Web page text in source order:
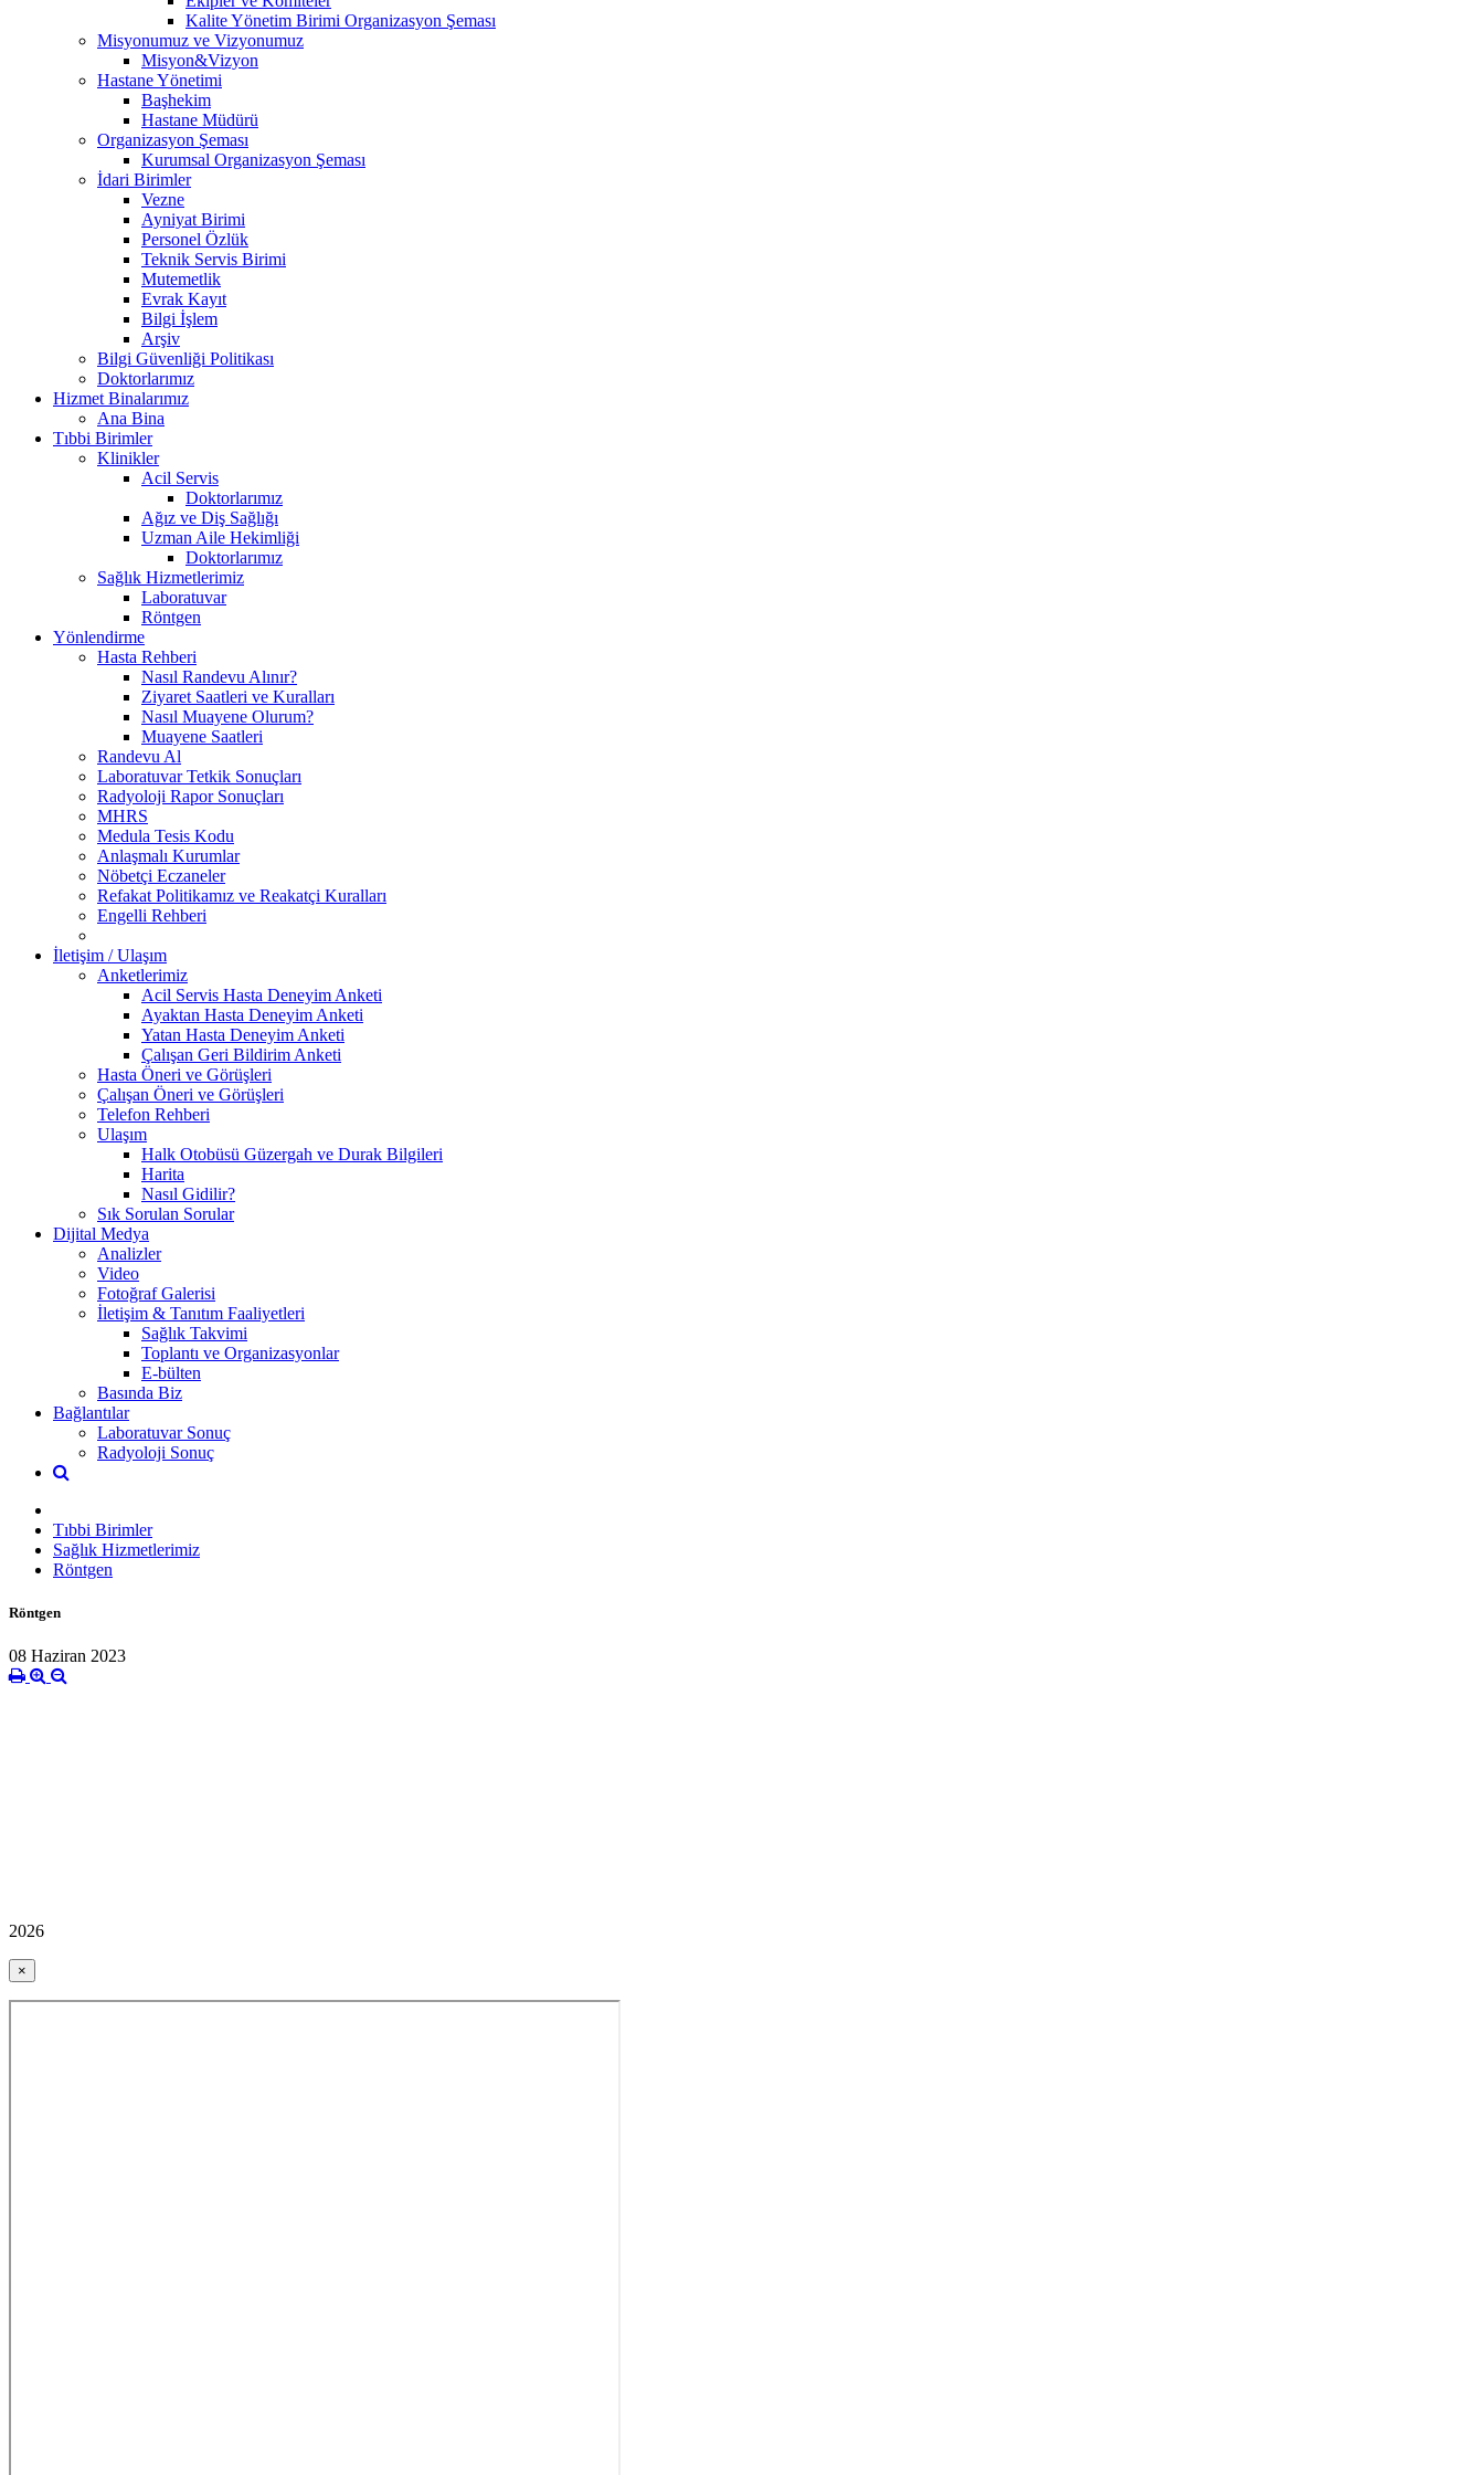
Kalite Yönetim Birimi Organizasyon Şeması
Misyonumuz ve Vizyonumuz
Misyon&Vizyon
Hastane Yönetimi
Başhekim
Hastane Müdürü
Organizasyon Şeması
Kurumsal Organizasyon Şeması
İdari Birimler
Vezne
Ayniyat Birimi
Personel Özlük
Teknik Servis Birimi
Mutemetlik
Evrak Kayıt
Bilgi İşlem
Arşiv
Bilgi Güvenliği Politikası
Doktorlarımız
Hizmet Binalarımız
Ana Bina
Tıbbi Birimler
Klinikler
Acil Servis
Doktorlarımız
Ağız ve Diş Sağlığı
Uzman Aile Hekimliği
Doktorlarımız
Sağlık Hizmetlerimiz
Laboratuvar
Röntgen
Yönlendirme
Hasta Rehberi
Nasıl Randevu Alınır?
Ziyaret Saatleri ve Kuralları
Nasıl Muayene Olurum?
Muayene Saatleri
Randevu Al
Laboratuvar Tetkik Sonuçları
Radyoloji Rapor Sonuçları
MHRS
Medula Tesis Kodu
Anlaşmalı Kurumlar
Nöbetçi Eczaneler
Refakat Politikamız ve Reakatçi Kuralları
Engelli Rehberi
İletişim / Ulaşım
Anketlerimiz
Acil Servis Hasta Deneyim Anketi
Ayaktan Hasta Deneyim Anketi
Yatan Hasta Deneyim Anketi
Çalışan Geri Bildirim Anketi
Hasta Öneri ve Görüşleri
Çalışan Öneri ve Görüşleri
Telefon Rehberi
Ulaşım
Halk Otobüsü Güzergah ve Durak Bilgileri
Harita
Nasıl Gidilir?
Sık Sorulan Sorular
Dijital Medya
Analizler
Video
Fotoğraf Galerisi
İletişim & Tanıtım Faaliyetleri
Sağlık Takvimi
Toplantı ve Organizasyonlar
E-bülten
Basında Biz
Bağlantılar
Laboratuvar Sonuç
Radyoloji Sonuç
Tıbbi Birimler
Sağlık Hizmetlerimiz
Röntgen
Röntgen
08 Haziran 2023
2026
×